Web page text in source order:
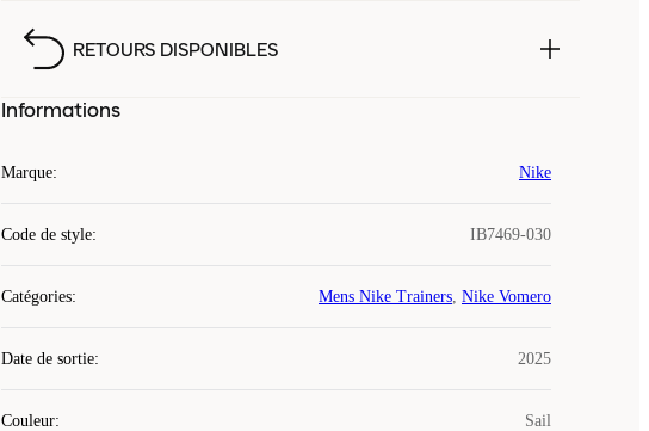
RETOURS DISPONIBLES
Informations
Marque: Nike
Code de style: IB7469-030
Catégories: Mens Nike Trainers, Nike Vomero
Date de sortie: 2025
Couleur: Sail